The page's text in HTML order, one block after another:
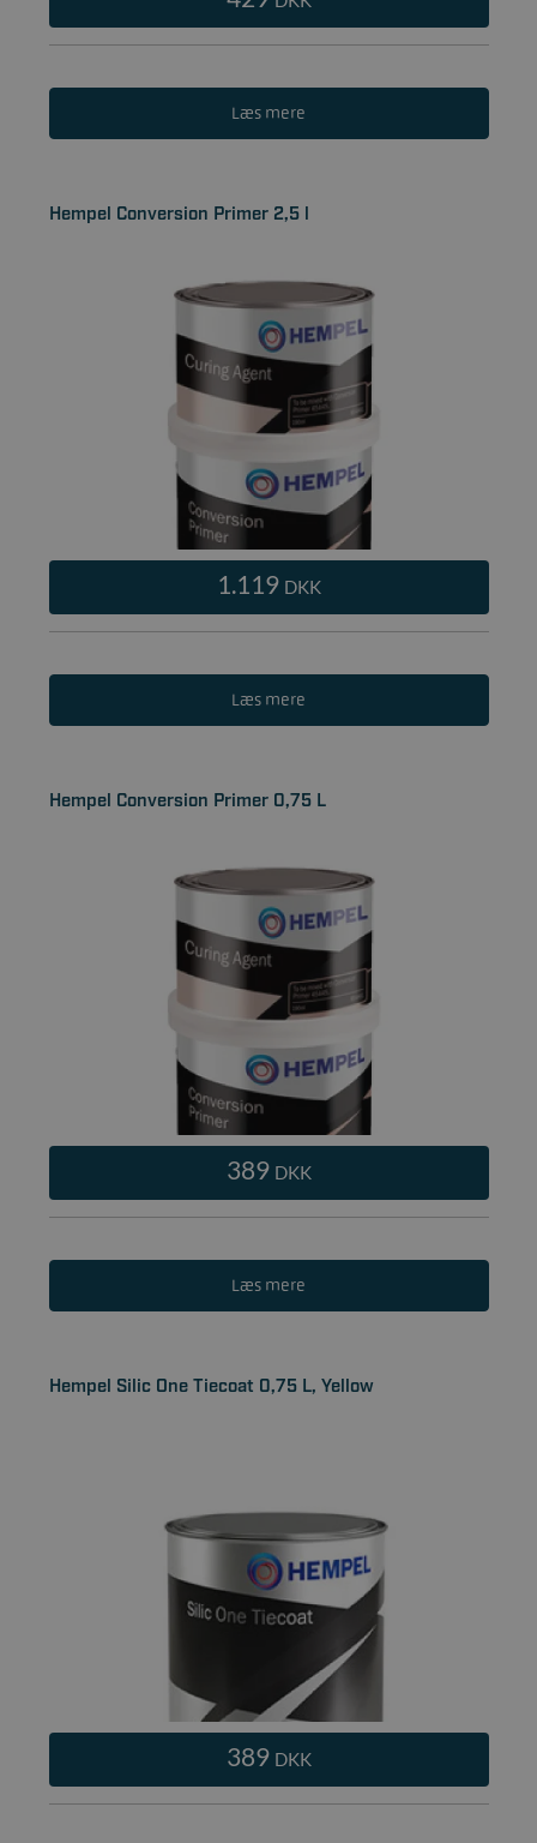
Læs mere
Hempel Conversion Primer 2,5 l
1.119 DKK
Læs mere
Hempel Conversion Primer 0,75 L
389 DKK
Læs mere
Hempel Silic One Tiecoat 0,75 L, Yellow
389 DKK